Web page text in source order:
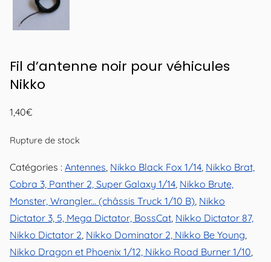
Fil d’antenne noir pour véhicules
Nikko
1,40€
Rupture de stock
Catégories : Antennes, Nikko Black Fox 1/14, Nikko Brat,
Cobra 3, Panther 2, Super Galaxy 1/14, Nikko Brute,
Monster, Wrangler... (châssis Truck 1/10 B), Nikko
Dictator 3, 5, Mega Dictator, BossCat, Nikko Dictator 87,
Nikko Dictator 2, Nikko Dominator 2, Nikko Be Young,
Nikko Dragon et Phoenix 1/12, Nikko Road Burner 1/10,